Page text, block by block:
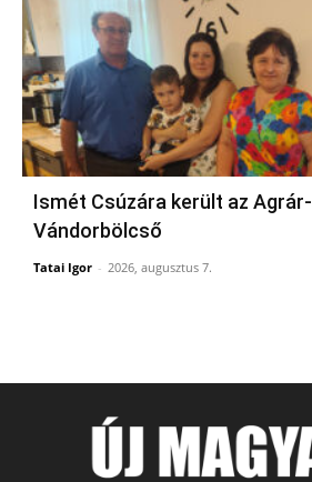
Ismét Csúzára került az Agrár-
Vándorbölcső
Tatai Igor - 2026, augusztus 7.